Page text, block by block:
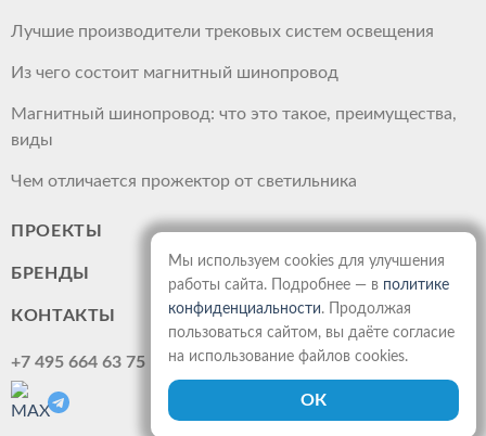
Лучшие производители трековых систем освещения
Из чего состоит магнитный шинопровод
Магнитный шинопровод: что это такое, преимущества,
виды
Чем отличается прожектор от светильника
ПРОЕКТЫ
БРЕНДЫ
КОНТАКТЫ
+7 495 664 63 75
Мы используем cookies для улучшения
работы сайта. Подробнее — в политике
конфиденциальности. Продолжая
пользоваться сайтом, вы даёте согласие
на использование файлов cookies.